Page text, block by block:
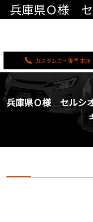
カスタムカー専門 本店
兵庫県Ｏ様 セ
兵庫県Ｏ様 セルシ